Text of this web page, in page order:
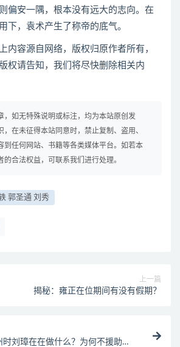
偏安一隅，根本没有远大的志向。在
下，袁术产生了称帝的底气。
容源自网络，版权归原作者所有，
权请告知，我们将尽快删除相关内
，如无特殊说明或标注，均为本站原创发
，在未征得本站同意时，禁止复制、盗用、
到任何网站、书籍等各类媒体平台。如若本
的合法权益，可联系我们进行处理。
郭圣通 刘秀
上一篇
揭秘：雍正在位期间有没有假期？
刘璋在在做什么？为何不援助刘